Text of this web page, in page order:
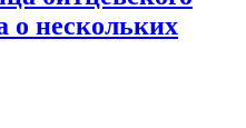
о нескольких